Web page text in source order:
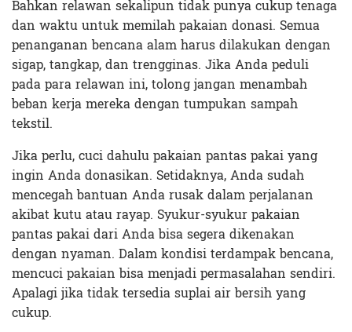
Bahkan relawan sekalipun tidak punya cukup tenaga
dan waktu untuk memilah pakaian donasi. Semua
penanganan bencana alam harus dilakukan dengan
sigap, tangkap, dan trengginas. Jika Anda peduli
pada para relawan ini, tolong jangan menambah
beban kerja mereka dengan tumpukan sampah
tekstil.
Jika perlu, cuci dahulu pakaian pantas pakai yang
ingin Anda donasikan. Setidaknya, Anda sudah
mencegah bantuan Anda rusak dalam perjalanan
akibat kutu atau rayap. Syukur-syukur pakaian
pantas pakai dari Anda bisa segera dikenakan
dengan nyaman. Dalam kondisi terdampak bencana,
mencuci pakaian bisa menjadi permasalahan sendiri.
Apalagi jika tidak tersedia suplai air bersih yang
cukup.